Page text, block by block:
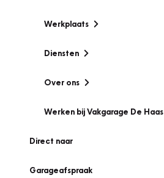
Werkplaats
Diensten
Over ons
Werken bij Vakgarage De Haas
Direct naar
Garageafspraak